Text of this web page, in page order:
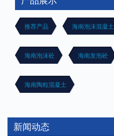
推荐产品 海南泡沫混凝土
海南泡沫砼 海南发泡砼
海南陶粒混凝土
新闻动态